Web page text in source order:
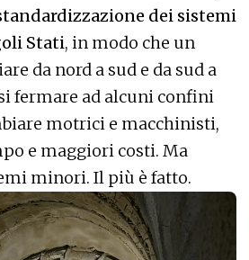
dei sistemi
Stati, in modo che un
da nord a sud e da sud a
fermare ad alcuni confini
motrici e macchinisti,
e maggiori costi. Ma
minori. Il più è fatto.